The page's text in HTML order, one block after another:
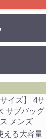
イズ】 4サ
サブバッグ
メンズ
える大容量